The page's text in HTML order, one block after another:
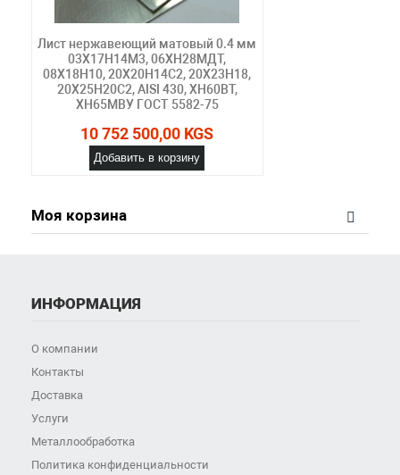
Лист нержавеющий матовый 0.4 мм
03Х17Н14М3, 06ХН28МДТ,
08Х18Н10, 20Х20Н14С2, 20Х23Н18,
20Х25Н20С2, AISI 430, ХН60ВТ,
ХН65МВУ ГОСТ 5582-75
10 752 500,00 KGS
Добавить в корзину
Моя корзина
ИНФОРМАЦИЯ
О компании
Контакты
Доставка
Услуги
Металлообработка
Политика конфиденциальности